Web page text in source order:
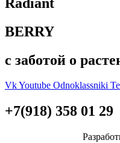
BERRY
с заботой о
VkYoutube Odnoklassniki
+7(918) 358 01 29